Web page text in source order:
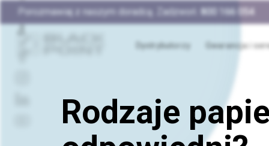
Porozmawiaj z naszym doradcą. Zadzwoń: 800 166 054
Dystrybutorzy Gwarancja i
Rodzaje